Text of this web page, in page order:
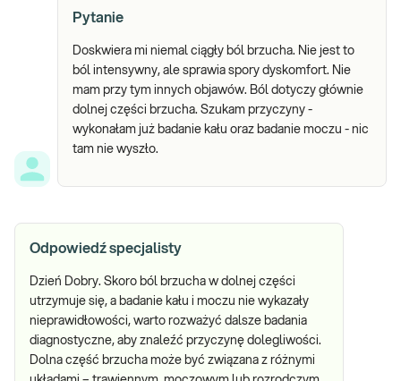
Pytanie
Doskwiera mi niemal ciągły ból brzucha. Nie jest to
ból intensywny, ale sprawia spory dyskomfort. Nie
mam przy tym innych objawów. Ból dotyczy głównie
dolnej części brzucha. Szukam przyczyny -
wykonałam już badanie kału oraz badanie moczu - nic
tam nie wyszło.
Odpowiedź specjalisty
Dzień Dobry. Skoro ból brzucha w dolnej części
utrzymuje się, a badanie kału i moczu nie wykazały
nieprawidłowości, warto rozważyć dalsze badania
diagnostyczne, aby znaleźć przyczynę dolegliwości.
Dolna część brzucha może być związana z różnymi